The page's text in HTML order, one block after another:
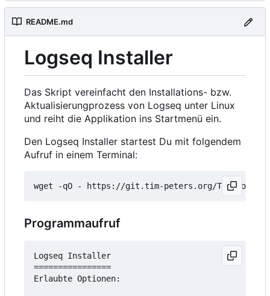
README.md
Logseq Installer
Das Skript vereinfacht den Installations- bzw.
Aktualisierungprozess von Logseq unter Linux
und reiht die Applikation ins Startmenü ein.
Den Logseq Installer startest Du mit folgendem
Aufruf in einem Terminal:
wget -qO - https://git.tim-peters.org/Tim/
Programmaufruf
Logseq Installer
================
Erlaubte Optionen: